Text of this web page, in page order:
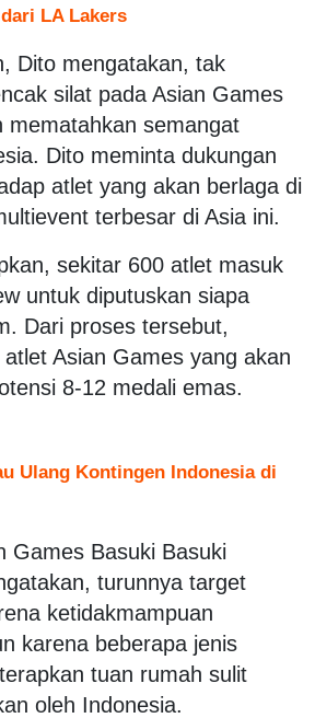
LA Lakers
Dito mengatakan, tak
silat pada Asian Games
mematahkan semangat
Dito meminta dukungan
atlet yang akan berlaga di
terbesar di Asia ini.
sekitar 600 atlet masuk
untuk diputuskan siapa
Dari proses tersebut,
Asian Games yang akan
8-12 medali emas.
Ulang Kontingen Indonesia di
Games Basuki Basuki
turunnya target
ketidakmampuan
karena beberapa jenis
tuan rumah sulit
oleh Indonesia.